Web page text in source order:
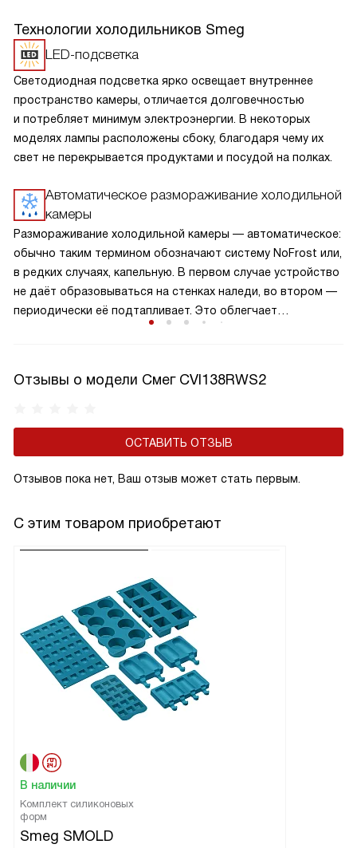
Технологии холодильников Smeg
LED-подсветка
Светодиодная подсветка ярко освещает внутреннее
пространство камеры, отличается долговечностью
и потребляет минимум электроэнергии. В некоторых
моделях лампы расположены сбоку, благодаря чему их
свет не перекрывается продуктами и посудой на полках.
Автоматическое размораживание холодильной
камеры
Размораживание холодильной камеры — автоматическое:
обычно таким термином обозначают систему NoFrost или,
в редких случаях, капельную. В первом случае устройство
не даёт образовываться на стенках наледи, во втором —
периодически её подтапливает. Это облегчает
Отзывы о модели Смег CVI138RWS2
ОСТАВИТЬ ОТЗЫВ
Отзывов пока нет, Ваш отзыв может стать первым.
С этим товаром приобретают
В наличии
Комплект силиконовых
форм
Smeg SMOLD